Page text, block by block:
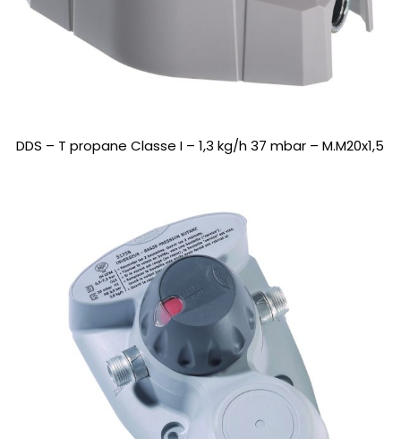
DDS – T propane Classe I – 1,3 kg/h 37 mbar – M.M20x1,5